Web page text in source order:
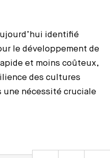
identifié
le développement de
et moins coûteux,
des cultures
une nécessité cruciale